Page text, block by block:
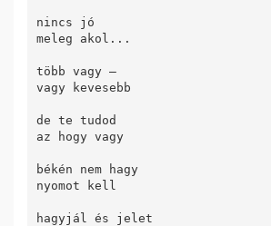
nincs jó
meleg akol...
több vagy –
vagy kevesebb
de te tudod
az hogy vagy
békén nem hagy
nyomot kell
hagyjál és jelet